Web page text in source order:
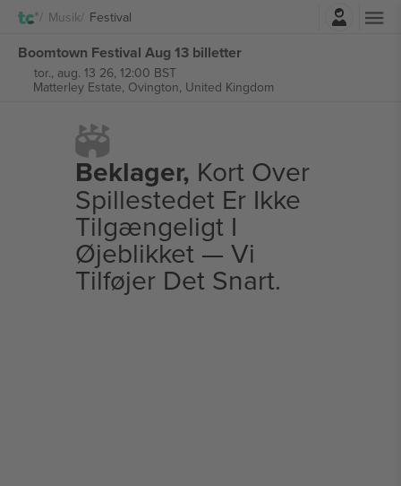
Musik Festival
Boomtown Festival Aug 13 billetter
tor., aug. 13 26, 12:00 BST
Matterley Estate, Ovington, United Kingdom
Beklager, Kort Over
Spillestedet Er Ikke
Tilgængeligt I
Øjeblikket — Vi
Tilføjer Det Snart.